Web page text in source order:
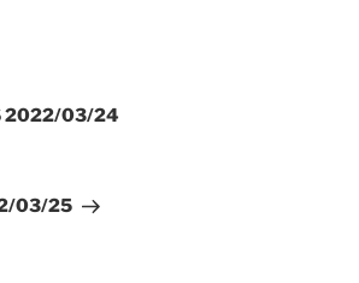
2022/03/24
03/25